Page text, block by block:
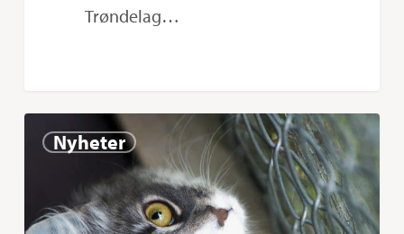
Trøndelag…
dag
Dyrebeskyttelsen
Nyheter